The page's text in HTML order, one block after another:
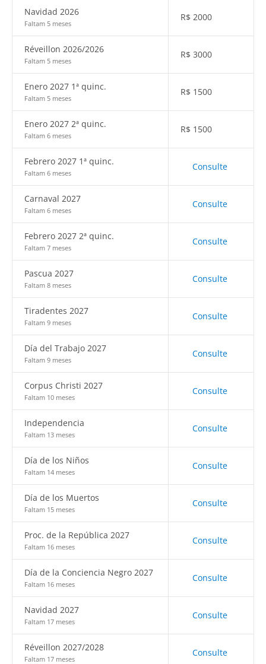
Navidad 2026
Faltam 5 meses
R$ 2000
Réveillon 2026/2026
Faltam 5 meses
R$ 3000
Enero 2027 1ª quinc.
Faltam 5 meses
R$ 1500
Enero 2027 2ª quinc.
Faltam 6 meses
R$ 1500
Febrero 2027 1ª quinc.
Faltam 6 meses
Consulte
Carnaval 2027
Faltam 6 meses
Consulte
Febrero 2027 2ª quinc.
Faltam 7 meses
Consulte
Pascua 2027
Faltam 8 meses
Consulte
Tiradentes 2027
Faltam 9 meses
Consulte
Día del Trabajo 2027
Faltam 9 meses
Consulte
Corpus Christi 2027
Faltam 10 meses
Consulte
Independencia
Faltam 13 meses
Consulte
Día de los Niños
Faltam 14 meses
Consulte
Día de los Muertos
Faltam 15 meses
Consulte
Proc. de la República 2027
Faltam 16 meses
Consulte
Día de la Conciencia Negro 2027
Faltam 16 meses
Consulte
Navidad 2027
Faltam 17 meses
Consulte
Réveillon 2027/2028
Faltam 17 meses
Consulte